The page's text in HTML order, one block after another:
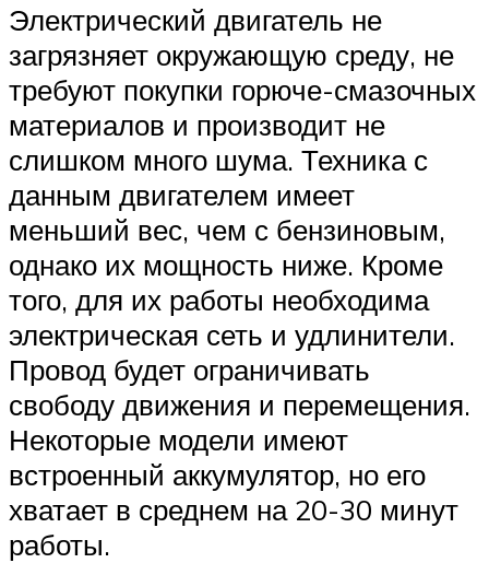
Электрический двигатель не
загрязняет окружающую среду, не
требуют покупки горюче-смазочных
материалов и производит не
слишком много шума. Техника с
данным двигателем имеет
меньший вес, чем с бензиновым,
однако их мощность ниже. Кроме
того, для их работы необходима
электрическая сеть и удлинители.
Провод будет ограничивать
свободу движения и перемещения.
Некоторые модели имеют
встроенный аккумулятор, но его
хватает в среднем на 20-30 минут
работы.